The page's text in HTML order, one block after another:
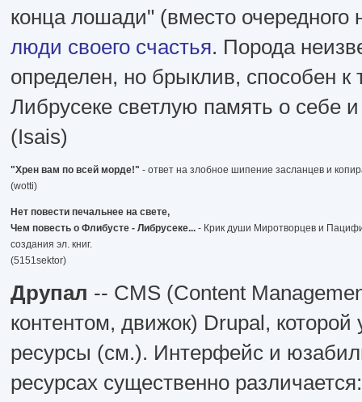
конца лошади" (вместо очередного
люди своего счастья. Порода
определен, но брыклив, способен
Либрусеке светлую память о себе
(Isais)
"Хрен вам по всей морде!" - ответ на злобное шипение засланцев и
(wotti)
Нет повести печальнее на свете,
Чем повесть о Флибусте - Либрусеке... - Крик души Миротворцев и
создания эл. книг.
(5151sektor)
Друпал -- CMS (Content
контентом, движок) Drupal,
ресурсы (см.). Интерфейс и
ресурсах существенно